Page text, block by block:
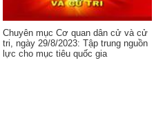
Chuyên mục Cơ quan dân cử và cử
tri, ngày 29/8/2023: Tập trung nguồn
lực cho mục tiêu quốc gia